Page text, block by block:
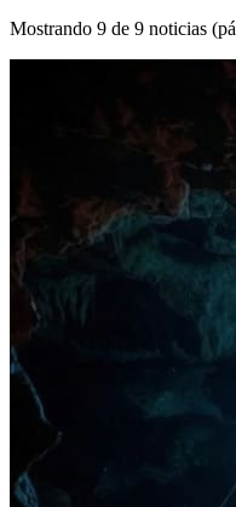
Mostrando 9 de 9 noticias